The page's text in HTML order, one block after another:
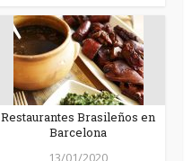
Restaurantes Brasileños en
Barcelona
13/01/2020